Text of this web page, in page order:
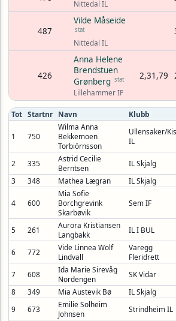
Nittedal IL
487
Vilde Måseide
stat
Nittedal IL
426
Anna Helene
Brendstuen
Grønberg stat
Lillehammer IF
2,31,79
Tot Startnr Navn Klubb
1 750
Wilma Anna
Bekkemoen
Torbiörnsson
Ullensaker/
IL
2 335
Astrid Cecilie
Berntsen
IL Skjalg
3
348 Mathea Lægran IL Skjalg
4 600
Mia Sofie
Borchgrevink
Skarbøvik
Sem IF
5 261
Aurora Kristiansen
Langbakk
IL I BUL
6 772
Vide Linnea Wolf
Lindvall
Varegg
Fleridrett
7 608
Ida Marie Sirevåg
Nordengen
SK Vidar
8
349 Mia Austevik Bø IL Skjalg
9
673
Emilie Solheim
Johnsen
Strindheim IL